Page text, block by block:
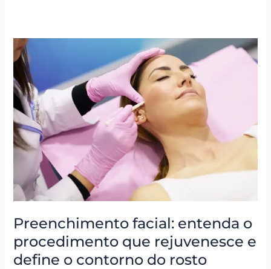
Preenchimento facial: entenda o
procedimento que rejuvenesce e
define o contorno do rosto
Preenchimento
facial:
entenda
o
procedimento
que
rejuvenesce
e
define
contorno
do
rosto